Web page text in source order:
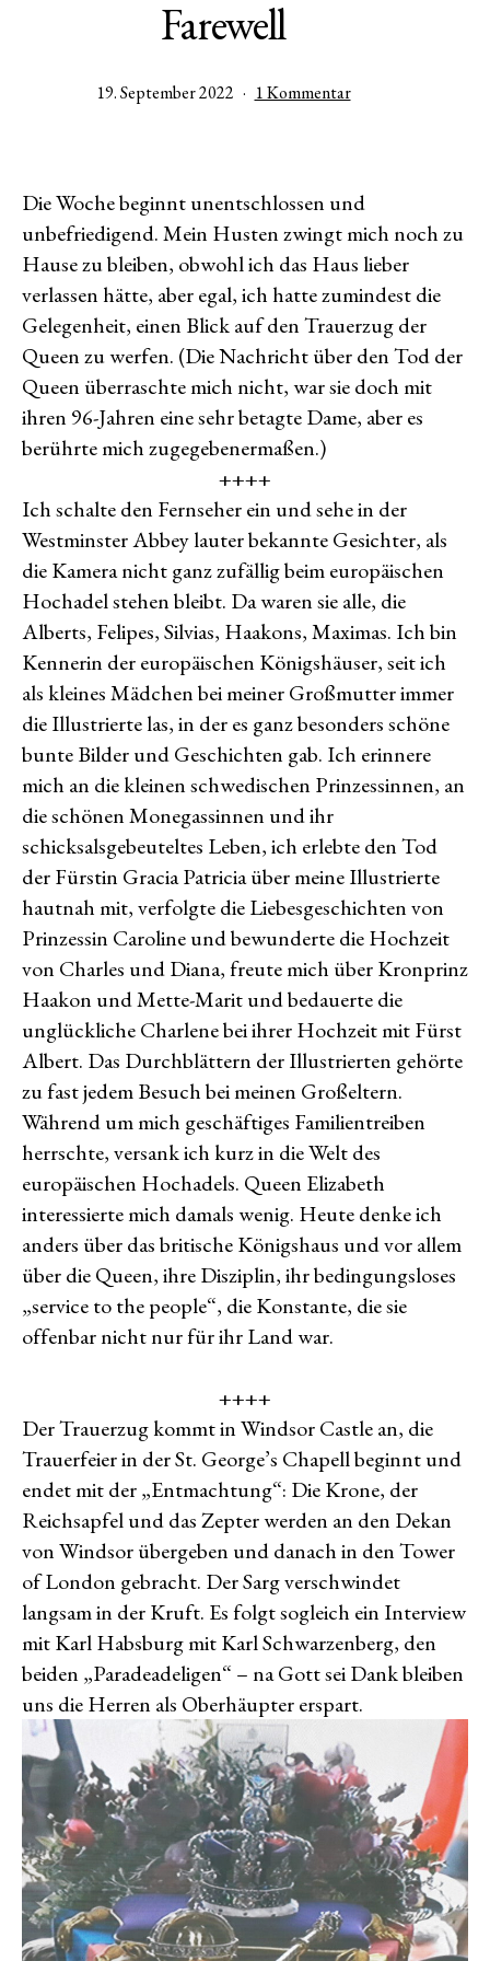
Farewell
Veröffentlicht
19. September 2022 1 Kommentarzu
Die Woche beginnt unentschlossen und
unbefriedigend. Mein Husten zwingt mich noch zu
Hause zu bleiben, obwohl ich das Haus lieber
verlassen hätte, aber egal, ich hatte zumindest die
Gelegenheit, einen Blick auf den Trauerzug der
Queen zu werfen. (Die Nachricht über den Tod der
Queen überraschte mich nicht, war sie doch mit
ihren 96-Jahren eine sehr betagte Dame, aber es
berührte mich zugegebenermaßen.)
++++
Ich schalte den Fernseher ein und sehe in der
Westminster Abbey lauter bekannte Gesichter, als
die Kamera nicht ganz zufällig beim europäischen
Hochadel stehen bleibt. Da waren sie alle, die
Alberts, Felipes, Silvias, Haakons, Maximas. Ich bin
Kennerin der europäischen Königshäuser, seit ich
als kleines Mädchen bei meiner Großmutter immer
die Illustrierte las, in der es ganz besonders schöne
bunte Bilder und Geschichten gab. Ich erinnere
mich an die kleinen schwedischen Prinzessinnen, an
die schönen Monegassinnen und ihr
schicksalsgebeuteltes Leben, ich erlebte den Tod
der Fürstin Gracia Patricia über meine Illustrierte
hautnah mit, verfolgte die Liebesgeschichten von
Prinzessin Caroline und bewunderte die Hochzeit
von Charles und Diana, freute mich über Kronprinz
Haakon und Mette-Marit und bedauerte die
unglückliche Charlene bei ihrer Hochzeit mit Fürst
Albert. Das Durchblättern der Illustrierten gehörte
zu fast jedem Besuch bei meinen Großeltern.
Während um mich geschäftiges Familientreiben
herrschte, versank ich kurz in die Welt des
europäischen Hochadels. Queen Elizabeth
interessierte mich damals wenig. Heute denke ich
anders über das britische Königshaus und vor allem
über die Queen, ihre Disziplin, ihr bedingungsloses
„service to the people“, die Konstante, die sie
offenbar nicht nur für ihr Land war.
++++
Der Trauerzug kommt in Windsor Castle an, die
Trauerfeier in der St. George’s Chapell beginnt und
endet mit der „Entmachtung“: Die Krone, der
Reichsapfel und das Zepter werden an den Dekan
von Windsor übergeben und danach in den Tower
of London gebracht. Der Sarg verschwindet
langsam in der Kruft. Es folgt sogleich ein Interview
mit Karl Habsburg mit Karl Schwarzenberg, den
beiden „Paradeadeligen“ – na Gott sei Dank bleiben
uns die Herren als Oberhäupter erspart.